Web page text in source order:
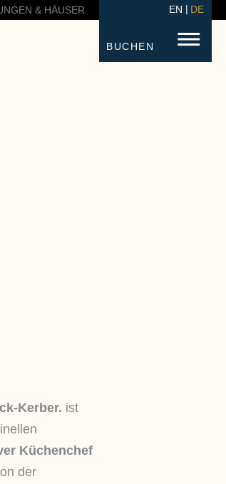
& HÄUSER
BUCHEN
EN DE
Kerber. ist
Küchenchef
der